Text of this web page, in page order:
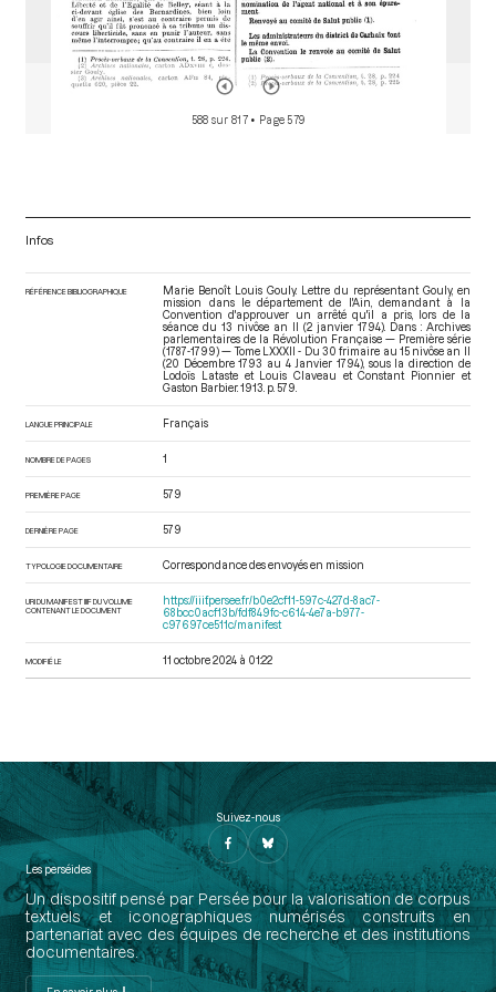
588 sur 817 • Page 579
Infos
RÉFÉRENCE BIBLIOGRAPHIQUE
Marie Benoît Louis Gouly. Lettre du représentant Gouly, en
mission dans le département de l'Ain, demandant à la
Convention d'approuver un arrêté qu'il a pris, lors de la
séance du 13 nivôse an II (2 janvier 1794). Dans : Archives
parlementaires de la Révolution Française — Première série
(1787-1799) — Tome LXXXII - Du 30 frimaire au 15 nivôse an II
(20 Décembre 1793 au 4 Janvier 1794) , sous la direction de
Lodoïs Lataste et Louis Claveau et Constant Pionnier et
Gaston Barbier. 1913. p. 579.
LANGUE PRINCIPALE Français
NOMBRE DE PAGES 1
PREMIÈRE PAGE 579
DERNIÈRE PAGE 579
TYPOLOGIE DOCUMENTAIRE Correspondance des envoyés en mission
URI DU MANIFEST IIIF DU VOLUME
CONTENANT LE DOCUMENT
https://iiif.persee.fr/b0e2cf11-597c-427d-8ac7-
68bcc0acf13b/fdf849fc-c614-4e7a-b977-
c97697ce511c/manifest
MODIFIÉ LE 11 octobre 2024 à 01:22
Suivez-nous
Les perséides
Un dispositif pensé par Persée pour la valorisation de corpus
textuels et iconographiques numérisés construits en
partenariat avec des équipes de recherche et des institutions
documentaires.